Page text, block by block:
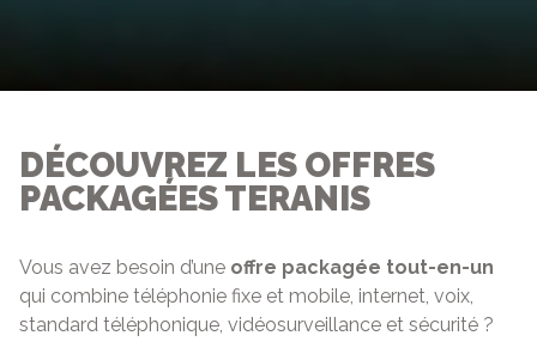
DÉCOUVREZ LES OFFRES
PACKAGÉES TERANIS
Vous avez besoin d’uneoffre packagée tout-en-un
qui combine téléphonie fixe et mobile, internet, voix,
standard téléphonique, vidéosurveillance et sécurité ?